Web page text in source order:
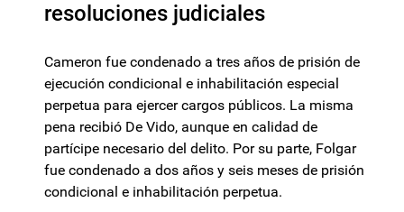
resoluciones judiciales
Cameron fue condenado a tres años de prisión de
ejecución condicional e inhabilitación especial
perpetua para ejercer cargos públicos. La misma
pena recibió De Vido, aunque en calidad de
partícipe necesario del delito. Por su parte, Folgar
fue condenado a dos años y seis meses de prisión
condicional e inhabilitación perpetua.